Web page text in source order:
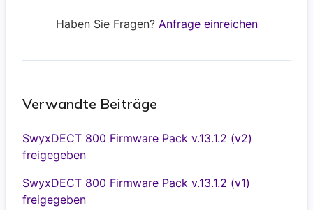
Haben Sie Fragen? Anfrage einreichen
Verwandte Beiträge
SwyxDECT 800 Firmware Pack v.13.1.2 (v2)
freigegeben
SwyxDECT 800 Firmware Pack v.13.1.2 (v1)
freigegeben